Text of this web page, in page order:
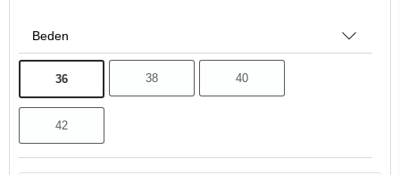
Beden
36 38 40
42